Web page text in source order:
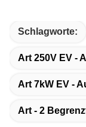
Schlagworte:
Art 250V EV -
Art 7kW EV -
Art - 2